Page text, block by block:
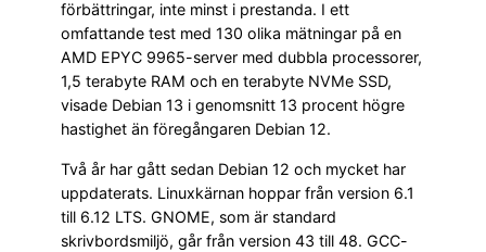
förbättringar, inte minst i prestanda. I ett
omfattande test med 130 olika mätningar på en
AMD EPYC 9965-server med dubbla processorer,
1,5 terabyte RAM och en terabyte NVMe SSD,
visade Debian 13 i genomsnitt 13 procent högre
hastighet än föregångaren Debian 12.
Två år har gått sedan Debian 12 och mycket har
uppdaterats. Linuxkärnan hoppar från version 6.1
till 6.12 LTS. GNOME, som är standard
skrivbordsmiljö, går från version 43 till 48. GCC-